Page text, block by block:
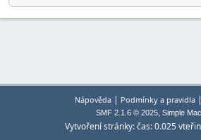
Nápověda| Podmínky a pravidla|
SMF 2.1.6 © 2025, Simple
Vytvoření stránky: čas: 0.025